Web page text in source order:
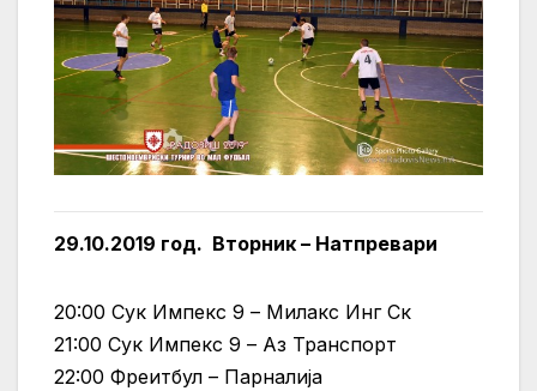
29.10.2019 год. Вторник – Натпревари
20:00 Сук Импекс 9 – Милакс Инг Ск
21:00 Сук Импекс 9 – Аз Транспорт
22:00 Фреитбул – Парналија